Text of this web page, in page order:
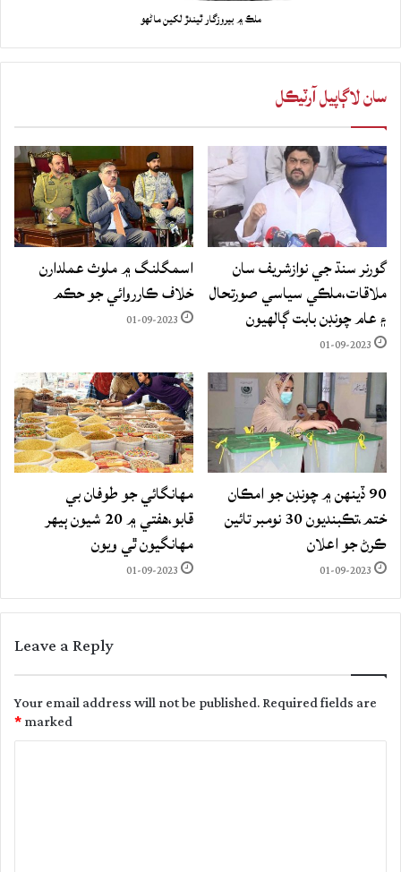
ملڪ ۾ بيروزگار ٿيندڙ لکين ماڻهو
سان لاڳاپيل آرٽيڪل
گورنر سنڌ جي نوازشريف سان
ملاقات،ملڪي سياسي صورتحال
۽ عام چونڊن بابت ڳالهيون
01-09-2023
اسمگلنگ ۾ ملوث عملدارن
خلاف ڪارروائي جو حڪم
01-09-2023
90 ڏينهن ۾ چونڊن جو امڪان
ختم،تڪبنديون 30 نومبر تائين
ڪرڻ جو اعلان
01-09-2023
مهانگائي جو طوفان بي
قابو،هفتي ۾ 20 شيون ٻيهر
مهانگيون ٿي ويون
01-09-2023
Leave a Reply
Your email address will not be published.Required fields are
marked
*